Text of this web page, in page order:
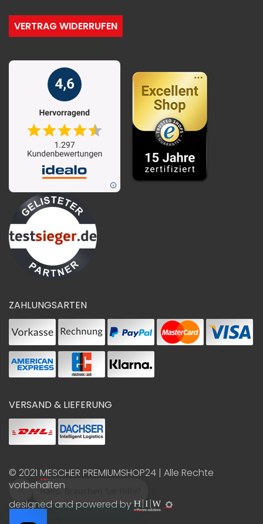
VERTRAG WIDERRUFEN
ZAHLUNGSARTEN
VERSAND & LIEFERUNG
© 2021 MESCHER PREMIUMSHOP24 | Alle Rechte
vorbehalten
designed and powered by